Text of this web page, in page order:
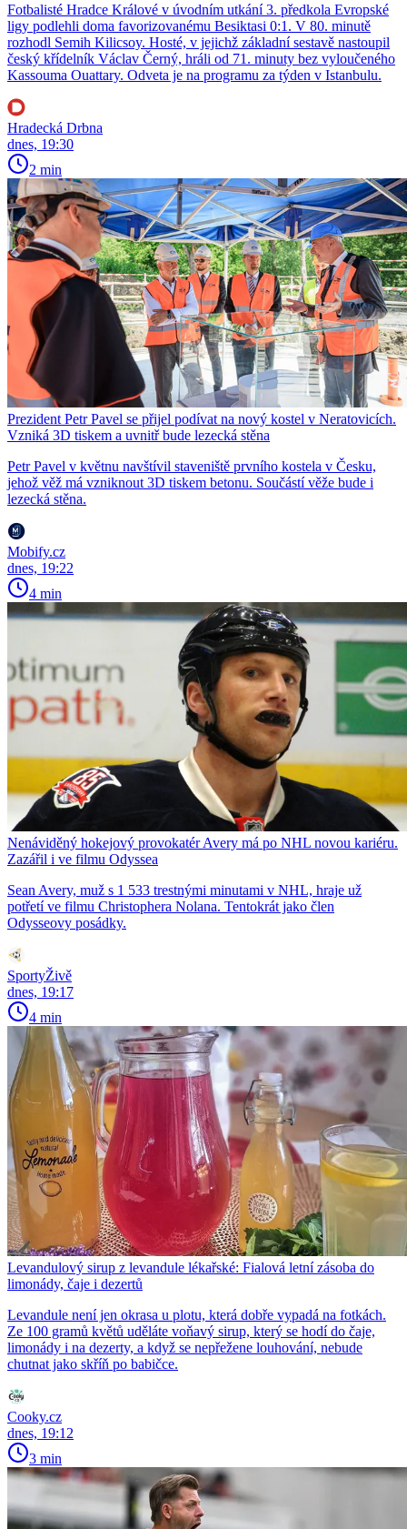
Fotbalisté Hradce Králové v úvodním utkání 3. předkola Evropské
ligy podlehli doma favorizovanému Besiktasi 0:1. V 80. minutě
rozhodl Semih Kilicsoy. Hosté, v jejichž základní sestavě nastoupil
český křídelník Václav Černý, hráli od 71. minuty bez vyloučeného
Kassouma Ouattary. Odveta je na programu za týden v Istanbulu.
Hradecká Drbna
dnes, 19:30
2 min
Prezident Petr Pavel se přijel podívat na nový kostel v Neratovicích.
Vzniká 3D tiskem a uvnitř bude lezecká stěna
Petr Pavel v květnu navštívil staveniště prvního kostela v Česku,
jehož věž má vzniknout 3D tiskem betonu. Součástí věže bude i
lezecká stěna.
Mobify.cz
dnes, 19:22
4 min
Nenáviděný hokejový provokatér Avery má po NHL novou kariéru.
Zazářil i ve filmu Odyssea
Sean Avery, muž s 1 533 trestnými minutami v NHL, hraje už
potřetí ve filmu Christophera Nolana. Tentokrát jako člen
Odysseovy posádky.
SportyŽivě
dnes, 19:17
4 min
Levandulový sirup z levandule lékařské: Fialová letní zásoba do
limonády, čaje i dezertů
Levandule není jen okrasa u plotu, která dobře vypadá na fotkách.
Ze 100 gramů květů uděláte voňavý sirup, který se hodí do čaje,
limonády i na dezerty, a když se nepřežene louhování, nebude
chutnat jako skříň po babičce.
Cooky.cz
dnes, 19:12
3 min